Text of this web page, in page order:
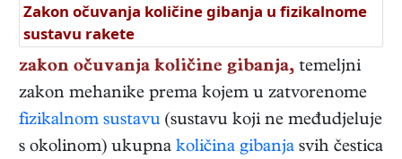
Zakon očuvanja količine gibanja u fizikalnome
sustavu rakete
zakon očuvanja količine gibanja, temeljni
zakon mehanike prema kojem u zatvorenome
fizikalnom sustavu (sustavu koji ne međudjeluje
s okolinom) ukupna količina gibanja svih čestica